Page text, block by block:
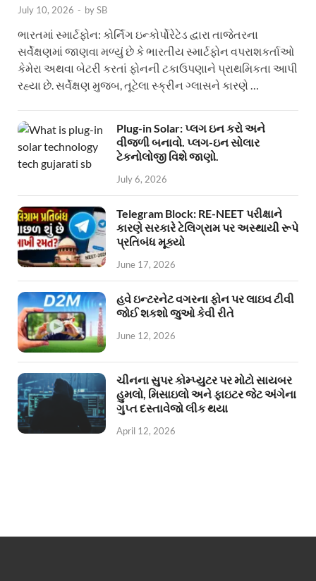
July 10, 2026 - bySB
ભારતમાં સ્માર્ટફોન: કોર્નિંગ ઇન્કોર્પોરેટેડ દ્વારા તાજેતરના
સર્વેક્ષણમાં જાણવા મળ્યું છે કે ભારતીય સ્માર્ટફોન વપરાશકર્તાઓ
કેમેરા અથવા બેટરી કરતાં ફોનની ટકાઉપણાને પ્રાથમિકતા આપી
રહ્યા છે. સર્વેક્ષણ મુજબ, તૂટેલા સ્ક્રીન ગ્લાસને કારણે …
Plug-in Solar: પ્લગ ઇન કરો અને
વીજળી બનાવો. પ્લગ-ઇન સોલાર
ટેકનોલોજી વિશે જાણો.
July 6, 2026
Telegram Block: RE-NEET પરીક્ષાને
કારણે સરકારે ટેલિગ્રામ પર અસ્થાયી રૂપે
પ્રતિબંધ મૂક્યો
June 17, 2026
હવે ઇન્ટરનેટ વગરના ફોન પર લાઇવ ટીવી
જોઈ શકશો જુઓ કેવી રીતે
June 12, 2026
ચીનના સુપર કોમ્પ્યુટર પર મોટો સાયબર
હુમલો, મિસાઇલો અને ફાઇટર જેટ અંગેના
ગુપ્ત દસ્તાવેજો લીક થયા
April 12, 2026